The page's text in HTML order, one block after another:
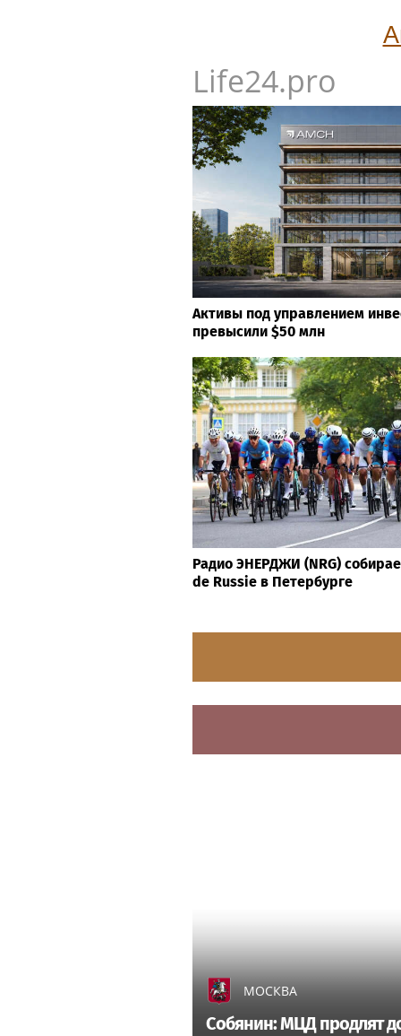
Life24.pro
Активы под управлением
превысили $50 млн
Радио ЭНЕРДЖИ (NRG)
de Russie в Петербурге
МОСКВА
Собянин: МЦД продлят